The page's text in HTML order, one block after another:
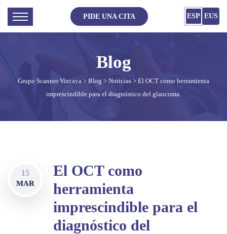
PIDE UNA CITA ESP EUS
Grupo Scanner Vizcaya > Blog > Noticias > El OCT como herramienta
imprescindible para el diagnóstico del glaucoma.
15
MAR
El OCT como
herramienta
imprescindible para el
diagnóstico del